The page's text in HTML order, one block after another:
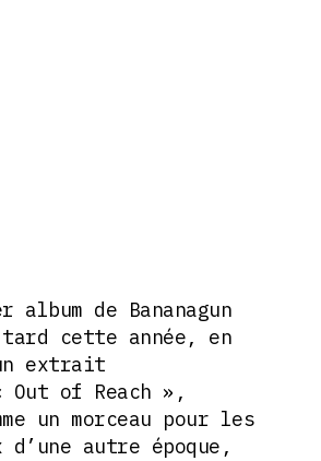
de Bananagun
cette année, en
extrait
of Reach »,
un morceau pour les
autre époque,